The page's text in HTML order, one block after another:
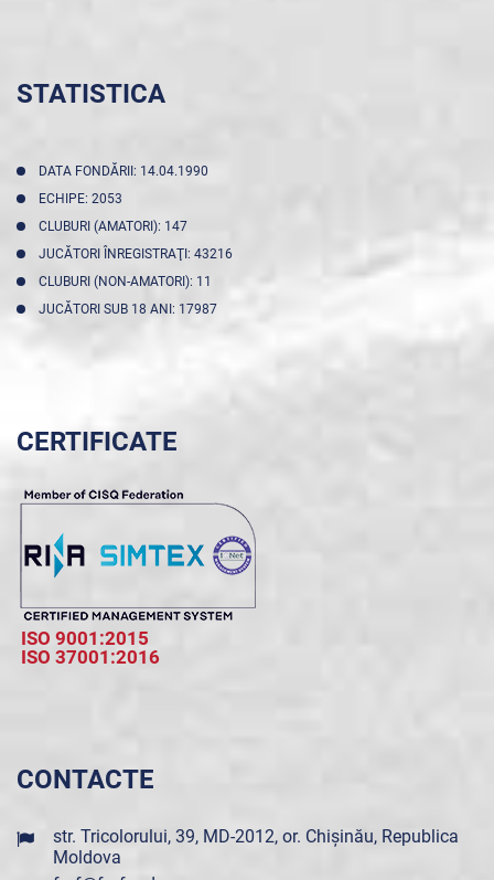
STATISTICA
DATA FONDĂRII: 14.04.1990
ECHIPE: 2053
CLUBURI (AMATORI): 147
JUCĂTORI ÎNREGISTRAŢI: 43216
CLUBURI (NON-AMATORI): 11
JUCĂTORI SUB 18 ANI: 17987
CERTIFICATE
ISO 9001:2015
ISO 37001:2016
CONTACTE
str. Tricolorului, 39, MD-2012, or. Chișinău, Republica
Moldova